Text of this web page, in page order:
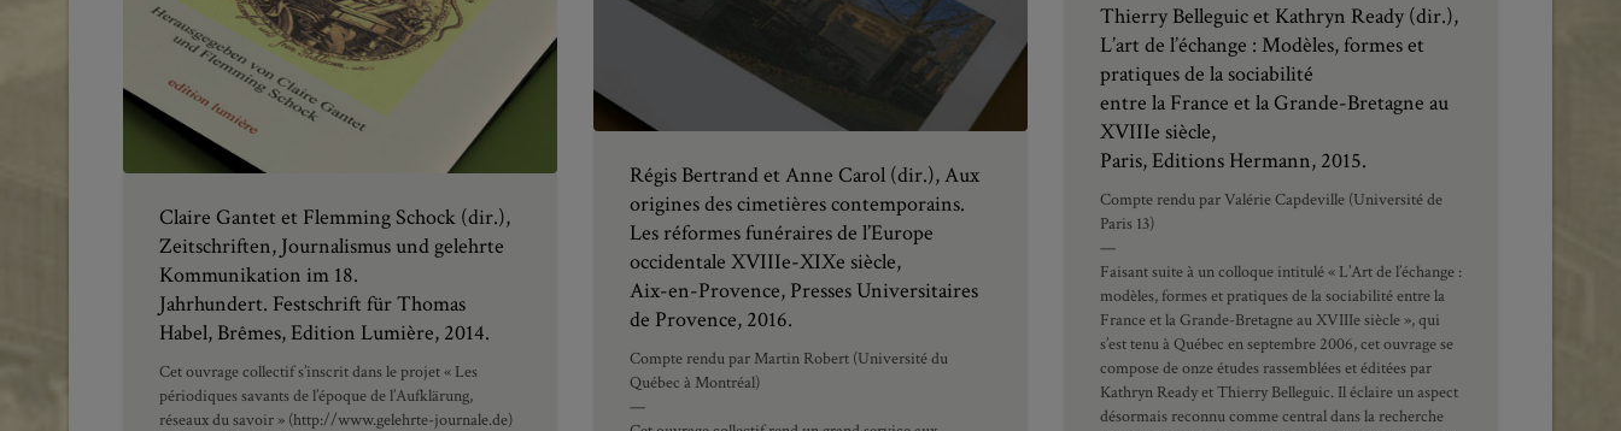
Thierry Belleguic et Kathryn Ready (dir.),
L’art de l’échange : Modèles, formes et
pratiques de la sociabilité
entre la France et la Grande-Bretagne au
XVIIIe siècle,
Paris, Editions Hermann, 2015.
Compte rendu par Valérie Capdeville (Université de
Paris 13)
—
Faisant suite à un colloque intitulé « L’Art de l’échange :
modèles, formes et pratiques de la sociabilité entre la
France et la Grande-Bretagne au XVIIIe siècle », qui
s’est tenu à Québec en septembre 2006, cet ouvrage se
compose de onze études rassemblées et éditées par
Kathryn Ready et Thierry Belleguic. Il éclaire un aspect
désormais reconnu comme central dans la recherche
Régis Bertrand et Anne Carol (dir.), Aux
origines des cimetières contemporains.
Les réformes funéraires de l’Europe
occidentale XVIIIe-XIXe siècle,
Aix-en-Provence, Presses Universitaires
de Provence, 2016.
Compte rendu par Martin Robert (Université du
Québec à Montréal)
—
Claire Gantet et Flemming Schock (dir.),
Zeitschriften, Journalismus und gelehrte
Kommunikation im 18.
Jahrhundert. Festschrift für Thomas
Habel, Brêmes, Edition Lumière, 2014.
Cet ouvrage collectif s’inscrit dans le projet « Les
périodiques savants de l’époque de l’Aufklärung,
réseaux du savoir » (http://www.gelehrte-journale.de)